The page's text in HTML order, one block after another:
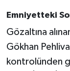
Emniyetteki
Gözaltına
Gökhan
kontrolünden